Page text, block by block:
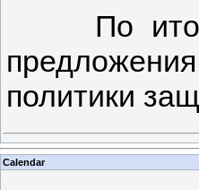
По
политики
Calendar